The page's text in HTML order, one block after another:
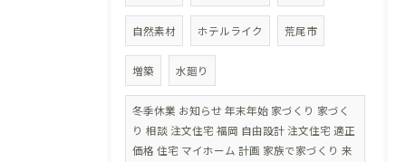
自然素材 ホテルライク 荒尾市
増築 水廻り
冬季休業 お知らせ 年末年始 家づくり 家づく
り 相談 注文住宅 福岡 自由設計 注文住宅 適正
価格 住宅 マイホーム 計画 家族で家づくり 来